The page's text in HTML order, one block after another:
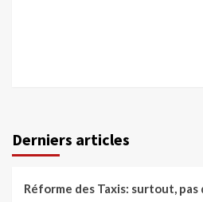
Derniers articles
Réforme des Taxis: surtout, pas